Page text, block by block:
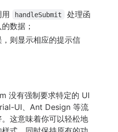
handleSubmit
处理函
数据；
则显示相应的提示信
没有强制要求特定的 UI
UI、Ant Design 等流
这意味着你可以轻松地